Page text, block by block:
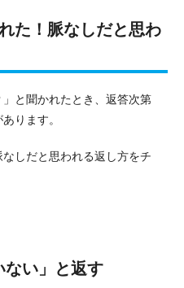
た！脈なしだと思わ
と聞かれたとき、返答次第
ります。
しだと思われる返し方をチ
ない」と返す